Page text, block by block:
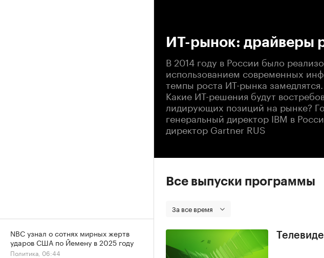
ИТ-рынок: драйверы
В 2014 году в России было
использованием современных
темпы роста ИТ-рынка
Какие ИТ-решения будут
лидирующих позиций на рынке?
генеральный директор IBM в
директор Gartner RUS
Все выпуски программы
За все время
NBC узнал о сотнях мирных жертв
ударов США по Йемену в 2025 году
Политика, 06:44